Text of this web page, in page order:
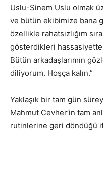
Uslu-Sinem Uslu olmak
ve bütün ekibimize bana
özellikle rahatsızlığım
gösterdikleri
Bütün arkadaşlarımın
diliyorum. Hoşça kalın.”
Yaklaşık bir tam gün
Mahmut Cevher’in tam
rutinlerine geri döndüğü